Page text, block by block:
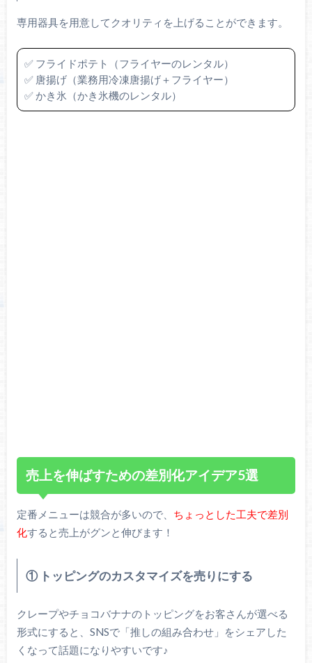
専用器具を用意してクオリティを上げることができます。
✅ フライドポテト（フライヤーのレンタル）
✅ 唐揚げ（業務用冷凍唐揚げ＋フライヤー）
✅ かき氷（かき氷機のレンタル）
売上を伸ばすための差別化アイデア5選
定番メニューは競合が多いので、 ちょっとした工夫で差別
化すると売上がグンと伸びます！
① トッピングのカスタマイズを売りにする
クレープやチョコバナナのトッピングをお客さんが選べる
形式にすると、SNSで「推しの組み合わせ」をシェアした
くなって話題になりやすいです♪